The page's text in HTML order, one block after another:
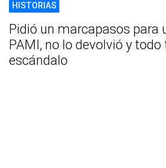
HISTORIAS
Pidió un marcapasos para
PAMI, no lo devolvió y
escándalo